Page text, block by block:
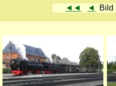
◄◄ ◄